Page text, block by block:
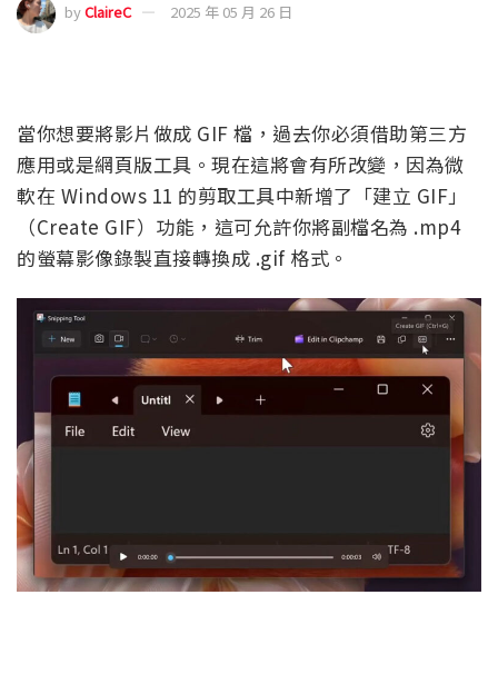
byClaireC 2025 年 05 月 26 日
當你想要將影片做成 GIF 檔，過去你必須借助第三方
應用或是網頁版工具。現在這將會有所改變，因為微
軟在 Windows 11 的剪取工具中新增了「建立 GIF」
（Create GIF）功能，這可允許你將副檔名為 .mp4
的螢幕影像錄製直接轉換成 .gif 格式。